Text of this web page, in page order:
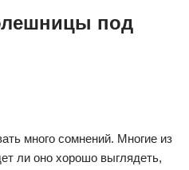
под
много сомнений. Многие из
ли оно хорошо выглядеть,